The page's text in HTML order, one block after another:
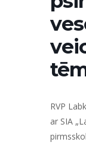
RVP
ar SIA